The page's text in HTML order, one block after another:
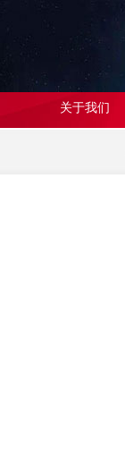
关于我们